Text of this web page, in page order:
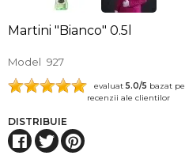
Martini "Bianco" 0.5l
Model 927
evaluat 5.0/5 bazat pe
recenzii ale clientilor
DISTRIBUIE